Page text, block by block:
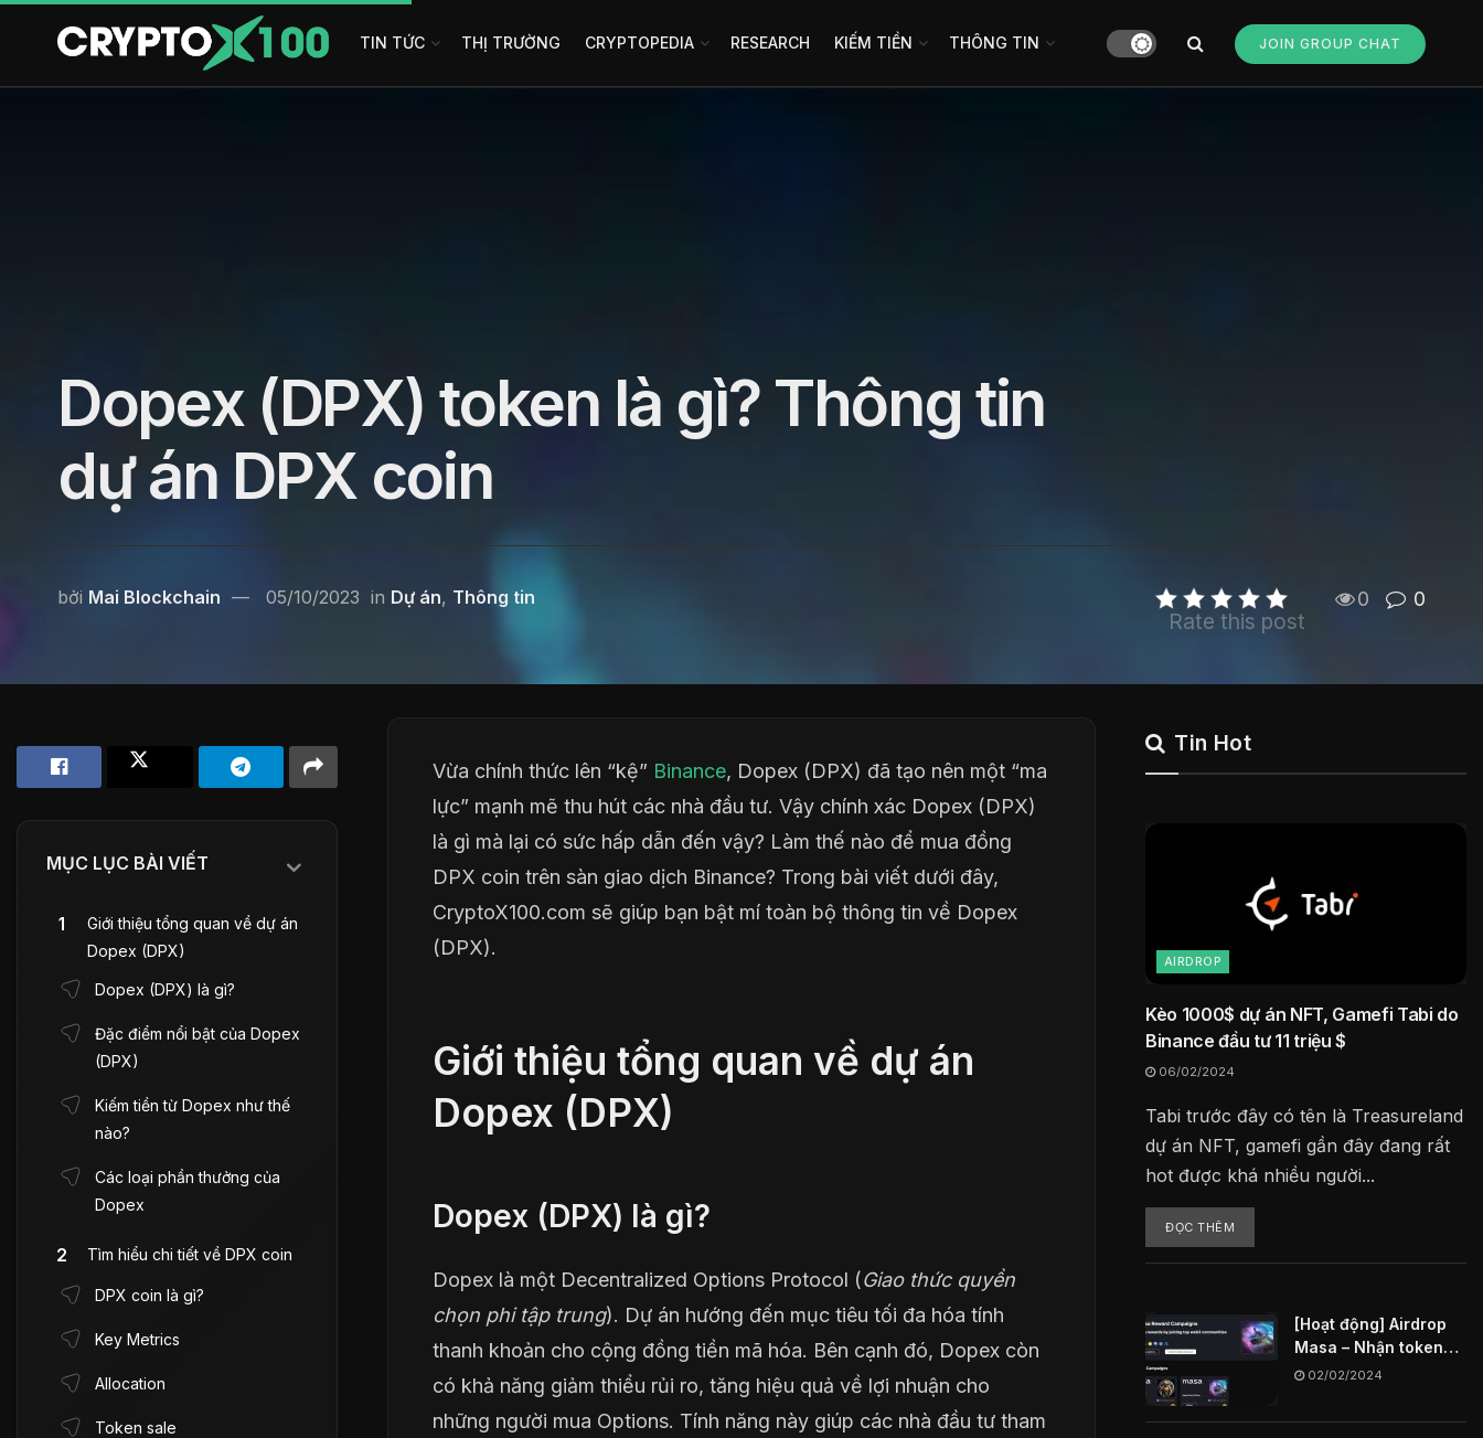
TIN TỨC THỊ TRƯỜNG CRYPTOPEDIA RESEARCH KIẾM TIỀN THÔNG TIN JOIN GROUP CHAT
Dopex (DPX) token là gì? Thông tin
dự án DPX coin
bởi Mai Blockchain 05/10/2023 in Dự án, Thông tin
Rate this post
0 0
Vừa chính thức lên “kệ” Binance, Dopex (DPX) đã tạo nên một “ma
lực” mạnh mẽ thu hút các nhà đầu tư. Vậy chính xác Dopex (DPX)
là gì mà lại có sức hấp dẫn đến vậy? Làm thế nào để mua đồng
DPX coin trên sàn giao dịch Binance? Trong bài viết dưới đây,
CryptoX100.com sẽ giúp bạn bật mí toàn bộ thông tin về Dopex
(DPX).
Giới thiệu tổng quan về dự án
Dopex (DPX)
Dopex (DPX) là gì?
Dopex là một Decentralized Options Protocol (Giao thức quyền
chọn phi tập trung). Dự án hướng đến mục tiêu tối đa hóa tính
thanh khoản cho cộng đồng tiền mã hóa. Bên cạnh đó, Dopex còn
có khả năng giảm thiểu rủi ro, tăng hiệu quả về lợi nhuận cho
những người mua Options. Tính năng này giúp các nhà đầu tư tham
MỤC LỤC BÀI VIẾT
Giới thiệu tổng quan về dự án
Dopex (DPX)
Dopex (DPX) là gì?
Đặc điểm nổi bật của Dopex
(DPX)
Kiếm tiền từ Dopex như thế
nào?
Các loại phần thưởng của
Dopex
Tìm hiểu chi tiết về DPX coin
DPX coin là gì?
Key Metrics
Allocation
Token sale
Tin Hot
AIRDROP
Kèo 1000$ dự án NFT, Gamefi Tabi do
Binance đầu tư 11 triệu $
06/02/2024
Tabi trước đây có tên là Treasureland
dự án NFT, gamefi gần đây đang rất
hot được khá nhiều người...
ĐỌC THÊM
[Hoạt động] Airdrop
Masa – Nhận token
MASA miễn phí
02/02/2024